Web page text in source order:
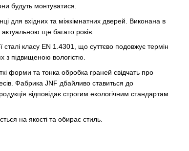
будуть монтуватися.
для вхідних та міжкімнатних дверей. Виконана в
ще багато років.
сталі класу EN 1.4301, що суттєво подовжує термін
з підвищеною вологістю.
форми та тонка обробка граней свідчать про
Фабрика JNF дбайливо ставиться до
відповідає строгим екологічним стандартам
на якості та обирає стиль.